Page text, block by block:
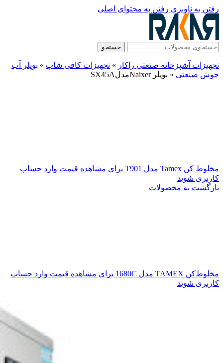
رفتن به ناوبری رفتن به محتوای اصلی
جستجو
تجهیزات آشپزخانه صنعتی راکار » تجهیزات کافی شاپ » بویلر آب
جوش صنعتی » بویلر NaixerمدلSX45A
مخلوط کن Tamex مدل T901
برای مشاهده قیمت وارد حساب
کاربری شوید
بازگشت به محصولات
مخلوط‌کن TAMEX مدل 1680C
برای مشاهده قیمت وارد حساب
کاربری شوید